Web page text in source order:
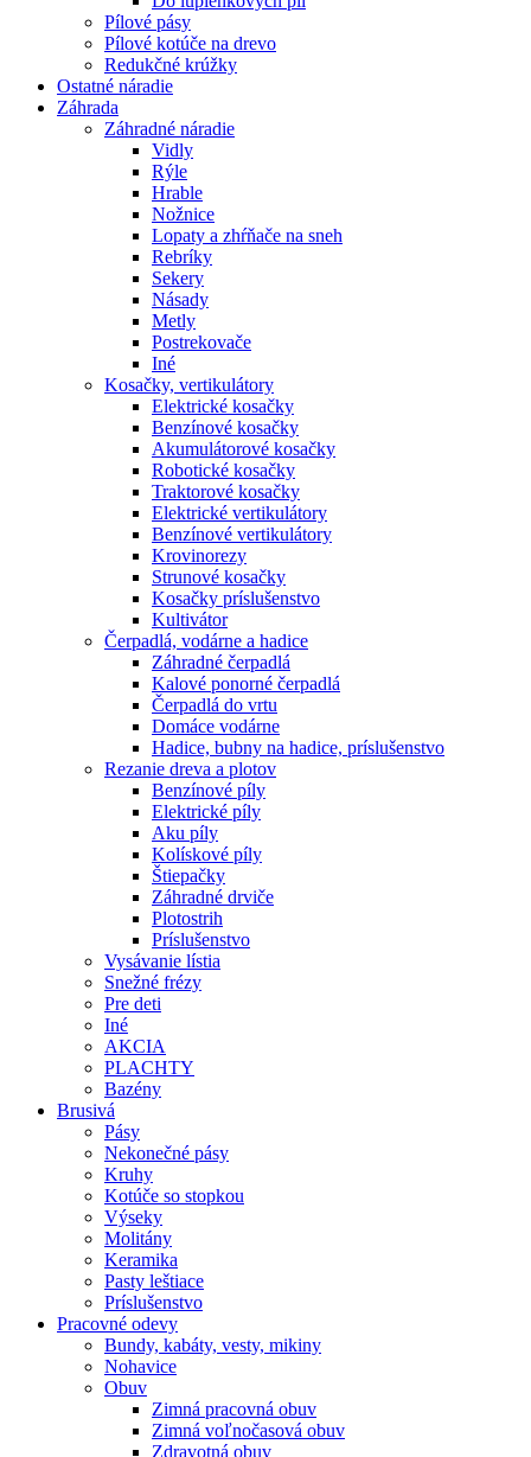
Pílové pásy
Pílové kotúče na drevo
Redukčné krúžky
Ostatné náradie
Záhrada
Záhradné náradie
Vidly
Rýle
Hrable
Nožnice
Lopaty a zhŕňače na sneh
Rebríky
Sekery
Násady
Metly
Postrekovače
Iné
Kosačky, vertikulátory
Elektrické kosačky
Benzínové kosačky
Akumulátorové kosačky
Robotické kosačky
Traktorové kosačky
Elektrické vertikulátory
Benzínové vertikulátory
Krovinorezy
Strunové kosačky
Kosačky príslušenstvo
Kultivátor
Čerpadlá, vodárne a hadice
Záhradné čerpadlá
Kalové ponorné čerpadlá
Čerpadlá do vrtu
Domáce vodárne
Hadice, bubny na hadice, príslušenstvo
Rezanie dreva a plotov
Benzínové píly
Elektrické píly
Aku píly
Kolískové píly
Štiepačky
Záhradné drviče
Plotostrih
Príslušenstvo
Vysávanie lístia
Snežné frézy
Pre deti
Iné
AKCIA
PLACHTY
Bazény
Brusivá
Pásy
Nekonečné pásy
Kruhy
Kotúče so stopkou
Výseky
Molitány
Keramika
Pasty leštiace
Príslušenstvo
Pracovné odevy
Bundy, kabáty, vesty, mikiny
Nohavice
Obuv
Zimná pracovná obuv
Zimná voľnočasová obuv
Zdravotná obuv